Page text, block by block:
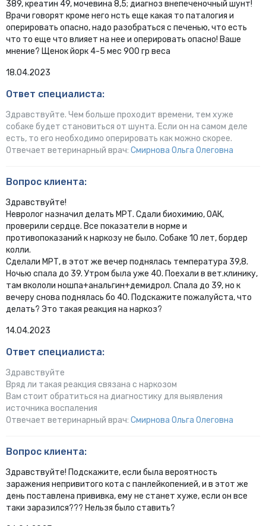
389, креатин 49, мочевина 8,5; диагноз внепеченочный шунт!
Врачи говорят кроме него нсть еще какая то паталогия и
оперировать опасно, надо разобраться с печенью, что есть
что то еще что влияет на нее и оперировать опасно! Ваше
мнение? Щенок йорк 4-5 мес 900 гр веса
18.04.2023
Ответ специалиста:
Здравствуйте. Чем больше проходит времени, тем хуже
собаке будет становиться от шунта. Если он на самом деле
есть, то его необходимо оперировать как можно скорее.
Отвечает ветеринарный врач: Смирнова Ольга Олеговна
Вопрос клиента:
Здравствуйте!
Невролог назначил делать МРТ. Сдали биохимию, ОАК,
проверили сердце. Все показатели в норме и
противопоказаний к наркозу не было. Собаке 10 лет, бордер
колли.
Сделали МРТ, в этот же вечер поднялась температура 39,8.
Ночью спала до 39. Утром была уже 40. Поехали в вет.клинику,
там вкололи ношпа+анальгин+демидрол. Спала до 39, но к
вечеру снова поднялась бо 40. Подскажите пожалуйста, что
делать? Это такая реакция на наркоз?
14.04.2023
Ответ специалиста:
Здравствуйте
Вряд ли такая реакция связана с наркозом
Вам стоит обратиться на диагностику для выявления
источника воспаления
Отвечает ветеринарный врач: Смирнова Ольга Олеговна
Вопрос клиента:
Здравствуйте! Подскажите, если была вероятность
заражения непривитого кота с панлейкопенией, и в этот же
день поставлена прививка, ему не станет хуже, если он все
таки заразился??? Нельзя было ставить?